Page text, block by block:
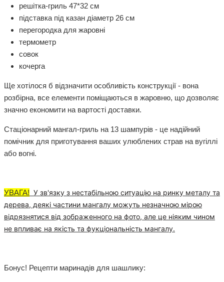
решітка-гриль 47*32 см
підставка під казан діаметр 26 см
перегородка для жаровні
термометр
совок
кочерга
Ще хотілося б відзначити особливість конструкції - вона
розбірна, все елементи поміщаються в жаровню, що дозволяє
значно економити на вартості доставки.
Стаціонарний мангал-гриль на 13 шампурів - це надійний
помічник для приготування ваших улюблених страв на вугіллі
або вогні.
УВАГА! У зв'язку з нестабільною ситуацію на ринку металу та
дерева, деякі частини мангалу можуть незначною мірою
відрязнятися від зображенного на фото, але це ніяким чином
не впливає на якість та фукціональність мангалу.
Бонус! Рецепти маринадів для шашлику: